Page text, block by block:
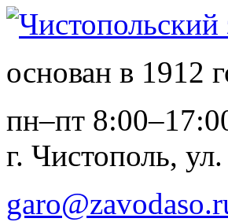
основан в 1912
пн–пт
г. Чистополь,